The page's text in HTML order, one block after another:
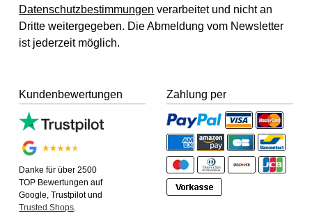
Datenschutzbestimmungen verarbeitet und nicht an
Dritte weitergegeben. Die Abmeldung vom Newsletter
ist jederzeit möglich.
Kundenbewertungen
Danke für über 2500
TOP Bewertungen auf
Google, Trustpilot und
Trusted Shops
Zahlung per